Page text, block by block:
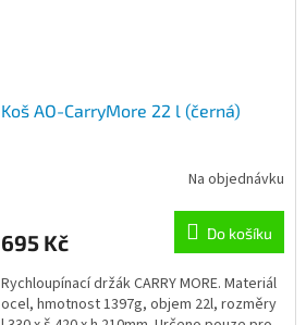
Koš AO-CarryMore 22 l (černá)
Na objednávku
695 Kč Do košíku
Rychloupínací držák CARRY MORE. Materiál
ocel, hmotnost 1397g, objem 22l, rozměry